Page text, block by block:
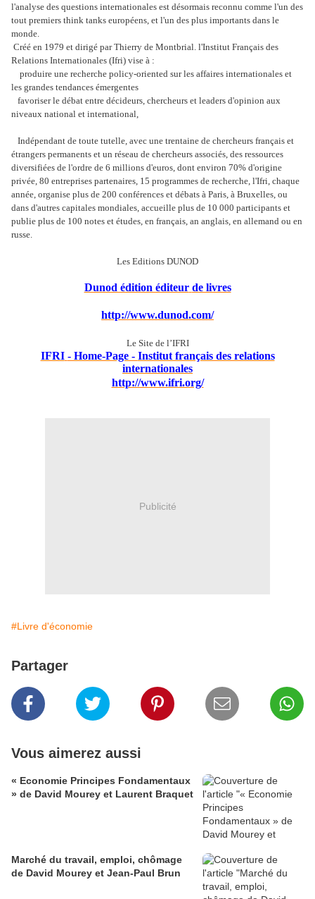
l'analyse des questions internationales est désormais reconnu comme l'un des
tout premiers think tanks européens, et l'un des plus importants dans le
monde.
Créé en 1979 et dirigé par Thierry de Montbrial. l'Institut Français des
Relations Internationales (Ifri) vise à :
produire une recherche policy-oriented sur les affaires internationales et
les grandes tendances émergentes
favoriser le débat entre décideurs, chercheurs et leaders d'opinion aux
niveaux national et international,
Indépendant de toute tutelle, avec une trentaine de chercheurs français et
étrangers permanents et un réseau de chercheurs associés, des ressources
diversifiées de l'ordre de 6 millions d'euros, dont environ 70% d'origine
privée, 80 entreprises partenaires, 15 programmes de recherche, l'Ifri, chaque
année, organise plus de 200 conférences et débats à Paris, à Bruxelles, ou
dans d'autres capitales mondiales, accueille plus de 10 000 participants et
publie plus de 100 notes et études, en français, an anglais, en allemand ou en
russe.
Les Editions DUNOD
Dunod édition éditeur de livres
http://www.dunod.com/
Le Site de l’IFRI
IFRI - Home-Page - Institut français des relations
internationales
http://www.ifri.org/
Publicité
#Livre d'économie
Partager
Vous aimerez aussi
« Economie Principes Fondamentaux
» de David Mourey et Laurent Braquet
Marché du travail, emploi, chômage
de David Mourey et Jean-Paul Brun